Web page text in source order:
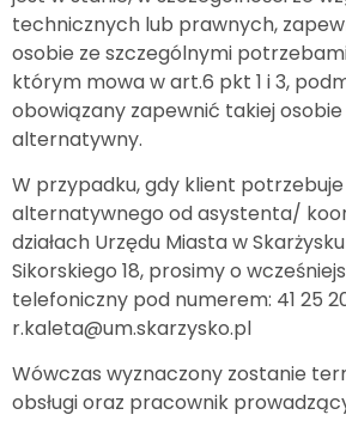
technicznych lub prawnych,
osobie ze szczególnymi
którym mowa w art.6 pkt 1 i 3,
obowiązany zapewnić takiej
alternatywny.
W przypadku, gdy klient
alternatywnego od asystenta/
działach Urzędu Miasta w
Sikorskiego 18, prosimy o
telefoniczny pod numerem: 41 25
r.kaleta@um.skarzysko.pl
Wówczas wyznaczony zostanie
obsługi oraz pracownik